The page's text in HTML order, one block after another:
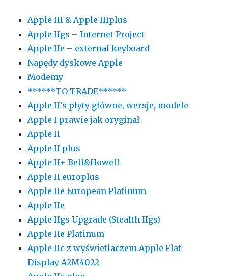
Apple III & Apple IIIplus
Apple IIgs – Internet Project
Apple IIe – external keyboard
Napędy dyskowe Apple
Modemy
******TO TRADE******
Apple II’s płyty główne, wersje, modele
Apple I prawie jak oryginał
Apple II
Apple II plus
Apple II+ Bell&Howell
Apple II europlus
Apple IIe European Platinum
Apple IIe
Apple IIgs Upgrade (Stealth IIgs)
Apple IIe Platinum
Apple IIc z wyświetlaczem Apple Flat
Display A2M4022